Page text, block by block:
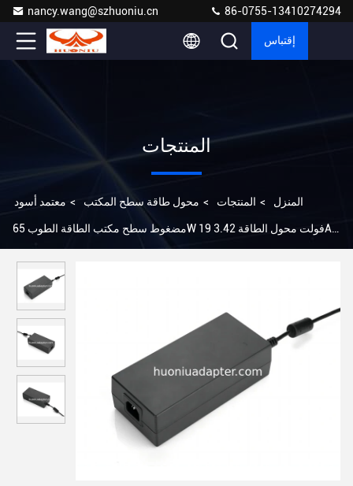
nancy.wang@szhuoniu.cn 86-0755-13410274294
إقتباس
المنتجات
المنزل > المنتجات > محول طاقة سطح المكتب > معتمد أسود
مضغوط سطح مكتب الطاقة الطوب 65W 19 فولت محول الطاقة 3.42A